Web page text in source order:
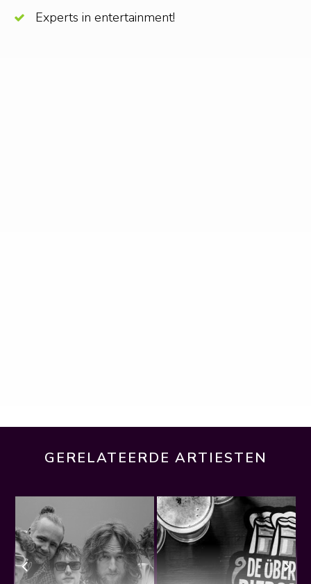
Experts in entertainment!
GERELATEERDE ARTIESTEN